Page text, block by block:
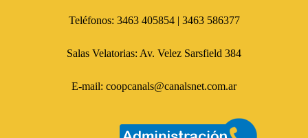
Teléfonos: 3463 405854 | 3463 586377
Salas Velatorias: Av. Velez Sarsfield 384
E-mail: coopcanals@canalsnet.com.ar